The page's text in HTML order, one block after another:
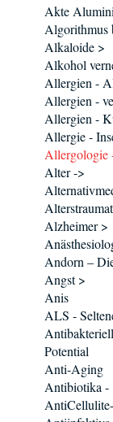
Akte
Algorithmus
Alkaloide >
Alkohol
Allergien -
Allergien -
Allergien -
Allergie -
Allergologie
Alter ->
Alzheimer >
Andorn –
Angst >
Anis
ALS -
Potential
Anti-Aging
Antibiotika -